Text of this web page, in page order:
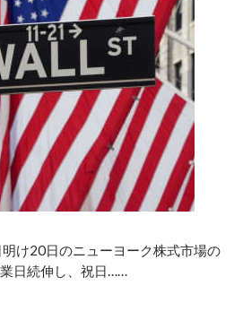
明け20日のニューヨーク株式市場の
日続伸し、祝日……